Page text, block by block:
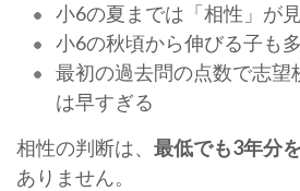
小6の夏までは「相性」が
小6の秋頃から伸びる子も
最初の過去問の点数で志望
は早すぎる
相性の判断は、 最低でも3年分
ありません。